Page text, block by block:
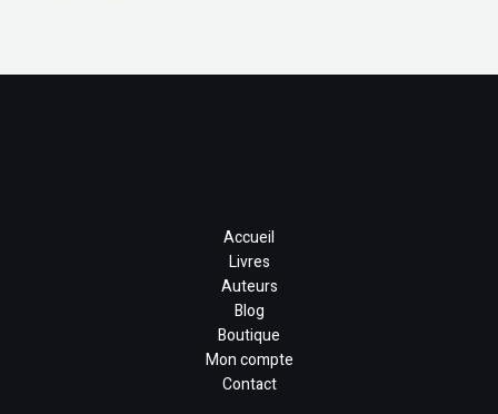
Accueil
Livres
Auteurs
Blog
Boutique
Mon compte
Contact